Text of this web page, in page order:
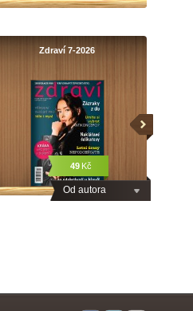
Od autora
Zdraví 7-2026
49Kč